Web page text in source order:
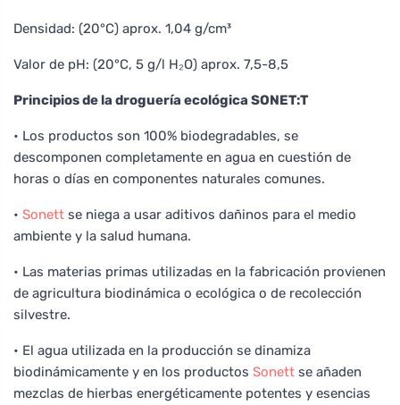
Densidad: (20°C) aprox. 1,04 g/cm³
Valor de pH: (20°C, 5 g/l H₂O) aprox. 7,5-8,5
Principios de la droguería ecológica SONET:T
• Los productos son 100% biodegradables, se
descomponen completamente en agua en cuestión de
horas o días en componentes naturales comunes.
• Sonett se niega a usar aditivos dañinos para el medio
ambiente y la salud humana.
• Las materias primas utilizadas en la fabricación provienen
de agricultura biodinámica o ecológica o de recolección
silvestre.
• El agua utilizada en la producción se dinamiza
biodinámicamente y en los productos Sonett se añaden
mezclas de hierbas energéticamente potentes y esencias